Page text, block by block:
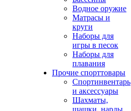
Водное оружие
Матрасы и
круги
Наборы для
игры в песок
Наборы для
плавания
Прочие спорттовары
Спортинвентарь
и аксессуары
Шахматы,
шашки, нарды